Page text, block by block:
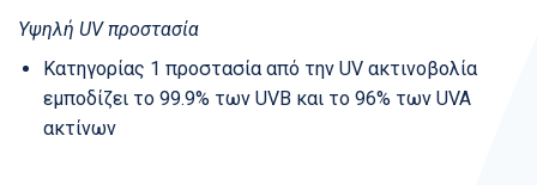
Υψηλή UV προστασία
Κατηγορίας 1 προστασία από την UV ακτινοβολία
εμποδίζει το 99.9% των UVB και το 96% των UVA
ακτίνων